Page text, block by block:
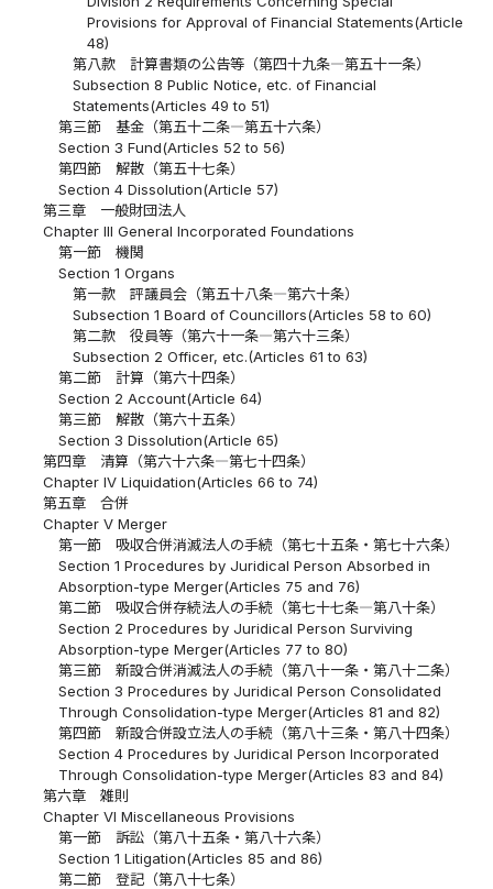
Provisions for Approval of Financial Statements(Article
48)
第八款 計算書類の公告等（第四十九条―第五十一条）
Subsection 8 Public Notice, etc. of Financial
Statements(Articles 49 to 51)
第三節 基金（第五十二条―第五十六条）
Section 3 Fund(Articles 52 to 56)
第四節 解散（第五十七条）
Section 4 Dissolution(Article 57)
第三章 一般財団法人
Chapter III General Incorporated Foundations
第一節 機関
Section 1 Organs
第一款 評議員会（第五十八条―第六十条）
Subsection 1 Board of Councillors(Articles 58 to 60)
第二款 役員等（第六十一条―第六十三条）
Subsection 2 Officer, etc.(Articles 61 to 63)
第二節 計算（第六十四条）
Section 2 Account(Article 64)
第三節 解散（第六十五条）
Section 3 Dissolution(Article 65)
第四章 清算（第六十六条―第七十四条）
Chapter IV Liquidation(Articles 66 to 74)
第五章 合併
Chapter V Merger
第一節 吸収合併消滅法人の手続（第七十五条・第七十六条）
Section 1 Procedures by Juridical Person Absorbed in
Absorption-type Merger(Articles 75 and 76)
第二節 吸収合併存続法人の手続（第七十七条―第八十条）
Section 2 Procedures by Juridical Person Surviving
Absorption-type Merger(Articles 77 to 80)
第三節 新設合併消滅法人の手続（第八十一条・第八十二条）
Section 3 Procedures by Juridical Person Consolidated
Through Consolidation-type Merger(Articles 81 and 82)
第四節 新設合併設立法人の手続（第八十三条・第八十四条）
Section 4 Procedures by Juridical Person Incorporated
Through Consolidation-type Merger(Articles 83 and 84)
第六章 雑則
Chapter VI Miscellaneous Provisions
第一節 訴訟（第八十五条・第八十六条）
Section 1 Litigation(Articles 85 and 86)
第二節 登記（第八十七条）